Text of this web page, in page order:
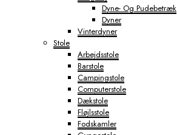
Dyne- Og Pudebetræk
Dyner
Vinterdyner
Stole
Arbejdsstole
Barstole
Campingstole
Computerstole
Dækstole
Fløjlsstole
Fodskamler